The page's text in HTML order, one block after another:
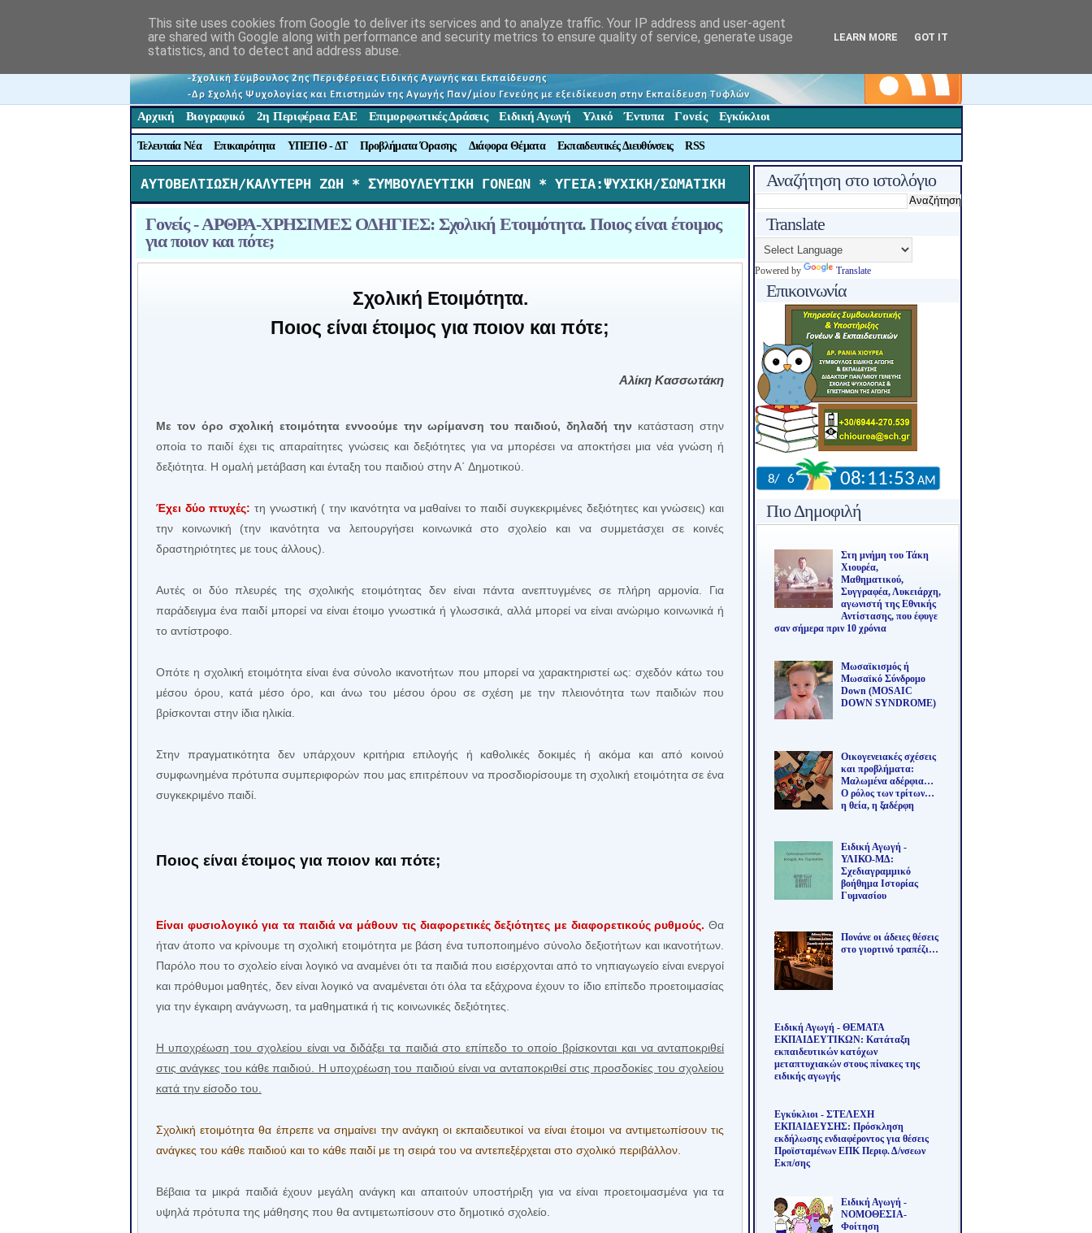
Αρχική Βιογραφικό 2η Περιφέρεια ΕΑΕ Επιμορφωτικές Δράσεις Ειδική Αγωγή Υλικό Έντυπα Γονείς Εγκύκλιοι
Τελευταία Νέα Επικαιρότητα ΥΠΕΠΘ - ΔΤ Προβλήματα Όρασης Διάφορα Θέματα Εκπαιδευτικές Διευθύνσεις RSS
ΑΥΤΟΒΕΛΤΙΩΣΗ/ΚΑΛΥΤΕΡΗ ΖΩΗ * ΣΥΜΒΟΥΛΕΥΤΙΚΗ ΓΟΝΕΩΝ * ΥΓΕΙΑ:ΨΥΧΙΚΗ/ΣΩΜΑΤΙΚΗ
Γονείς - ΑΡΘΡΑ-ΧΡΗΣΙΜΕΣ ΟΔΗΓΙΕΣ: Σχολική Ετοιμότητα. Ποιος είναι έτοιμος
για ποιον και πότε;
Σχολική Ετοιμότητα.
Ποιος είναι έτοιμος για ποιον και πότε;
Αλίκη Κασσωτάκη
Με τον όρο σχολική ετοιμότητα εννοούμε την ωρίμανση του παιδιού, δηλαδή την κατάσταση στην
οποία το παιδί έχει τις απαραίτητες γνώσεις και δεξιότητες για να μπορέσει να αποκτήσει μια νέα γνώση ή
δεξιότητα. Η ομαλή μετάβαση και ένταξη του παιδιού στην Α΄ Δημοτικού.
Έχει δύο πτυχές:τη γνωστική ( την ικανότητα να μαθαίνει το παιδί συγκεκριμένες δεξιότητες και γνώσεις) και
την κοινωνική (την ικανότητα να λειτουργήσει κοινωνικά στο σχολείο και να συμμετάσχει σε κοινές
δραστηριότητες με τους άλλους).
Αυτές οι δύο πλευρές της σχολικής ετοιμότητας δεν είναι πάντα ανεπτυγμένες σε πλήρη αρμονία. Για
παράδειγμα ένα παιδί μπορεί να είναι έτοιμο γνωστικά ή γλωσσικά, αλλά μπορεί να είναι ανώριμο κοινωνικά ή
το αντίστροφο.
Οπότε η σχολική ετοιμότητα είναι ένα σύνολο ικανοτήτων που μπορεί να χαρακτηριστεί ως: σχεδόν κάτω του
μέσου όρου, κατά μέσο όρο, και άνω του μέσου όρου σε σχέση με την πλειονότητα των παιδιών που
βρίσκονται στην ίδια ηλικία.
Στην πραγματικότητα δεν υπάρχουν κριτήρια επιλογής ή καθολικές δοκιμές ή ακόμα και από κοινού
συμφωνημένα πρότυπα συμπεριφορών που μας επιτρέπουν να προσδιορίσουμε τη σχολική ετοιμότητα σε ένα
συγκεκριμένο παιδί.
Ποιος είναι έτοιμος για ποιον και πότε;
Είναι φυσιολογικό για τα παιδιά να μάθουν τις διαφορετικές δεξιότητες με διαφορετικούς ρυθμούς. Θα
ήταν άτοπο να κρίνουμε τη σχολική ετοιμότητα με βάση ένα τυποποιημένο σύνολο δεξιοτήτων και ικανοτήτων.
Παρόλο που το σχολείο είναι λογικό να αναμένει ότι τα παιδιά που εισέρχονται από το νηπιαγωγείο είναι ενεργοί
και πρόθυμοι μαθητές, δεν είναι λογικό να αναμένεται ότι όλα τα εξάχρονα έχουν το ίδιο επίπεδο προετοιμασίας
για την έγκαιρη ανάγνωση, τα μαθηματικά ή τις κοινωνικές δεξιότητες.
Η υποχρέωση του σχολείου είναι να διδάξει τα παιδιά στο επίπεδο το οποίο βρίσκονται και να ανταποκριθεί
στις ανάγκες του κάθε παιδιού. Η υποχρέωση του παιδιού είναι να ανταποκριθεί στις προσδοκίες του σχολείου
κατά την είσοδο του.
Σχολική ετοιμότητα θα έπρεπε να σημαίνει την ανάγκη οι εκπαιδευτικοί να είναι έτοιμοι να αντιμετωπίσουν τις
ανάγκες του κάθε παιδιού και το κάθε παιδί με τη σειρά του να αντεπεξέρχεται στο σχολικό περιβάλλον.
Βέβαια τα μικρά παιδιά έχουν μεγάλη ανάγκη και απαιτούν υποστήριξη για να είναι προετοιμασμένα για τα
υψηλά πρότυπα της μάθησης που θα αντιμετωπίσουν στο δημοτικό σχολείο.
Αναζήτηση στο ιστολόγιο
Translate
Powered by Translate
Επικοινωνία
Πιο Δημοφιλή
Στη μνήμη του Τάκη
Χιουρέα,
Μαθηματικού,
Συγγραφέα, Λυκειάρχη,
αγωνιστή της Εθνικής
Αντίστασης, που έφυγε
σαν σήμερα πριν 10 χρόνια
Μωσαϊκισμός ή
Μωσαϊκό Σύνδρομο
Down (MOSAIC
DOWN SYNDROME)
Οικογενειακές σχέσεις
και προβλήματα:
Μαλωμένα αδέρφια…
Ο ρόλος των τρίτων…
η θεία, η ξαδέρφη
Ειδική Αγωγή -
ΥΛΙΚΟ-ΜΔ:
Σχεδιαγραμμικό
βοήθημα Ιστορίας
Γυμνασίου
Πονάνε οι άδειες θέσεις
στο γιορτινό τραπέζι…
Ειδική Αγωγή - ΘΕΜΑΤΑ
ΕΚΠΑΙΔΕΥΤΙΚΩΝ: Κατάταξη
εκπαιδευτικών κατόχων
μεταπτυχιακών στους πίνακες της
ειδικής αγωγής
Εγκύκλιοι - ΣΤΕΛΕΧΗ
ΕΚΠΑΙΔΕΥΣΗΣ: Πρόσκληση
εκδήλωσης ενδιαφέροντος για θέσεις
Προϊσταμένων ΕΠΚ Περιφ. Δ/νσεων
Εκπ/σης
Ειδική Αγωγή -
ΝΟΜΟΘΕΣΙΑ-
Φοίτηση
This site uses cookies from Google to deliver its services and to analyze traffic. Your IP address and user-agent
are shared with Google along with performance and security metrics to ensure quality of service, generate usage
statistics, and to detect and address abuse.
LEARN MORE GOT IT